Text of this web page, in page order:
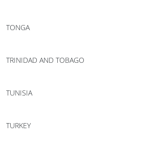
TONGA
TRINIDAD AND TOBAGO
TUNISIA
TURKEY